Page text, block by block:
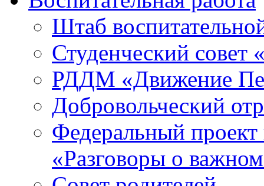
Штаб
Студенческий совет
РДДМ «Движение
Добровольческий
Федеральный
«Разговоры о